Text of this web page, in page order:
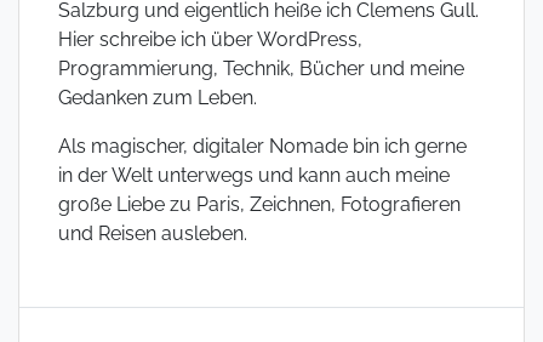
Salzburg und eigentlich heiße ich Clemens Gull.
Hier schreibe ich über WordPress,
Programmierung, Technik, Bücher und meine
Gedanken zum Leben.
Als magischer, digitaler Nomade bin ich gerne
in der Welt unterwegs und kann auch meine
große Liebe zu Paris, Zeichnen, Fotografieren
und Reisen ausleben.